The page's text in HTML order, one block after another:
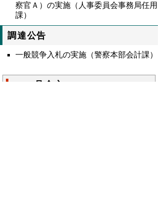
察官Ａ）の実施（人事委員会事務局任用
課）
調達公告
一般競争入札の実施（警察本部会計課）
8975号全文